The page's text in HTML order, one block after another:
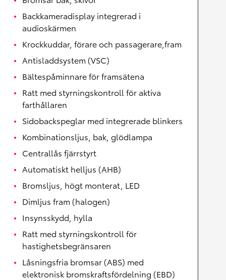
Backkameradisplay integrerad i
audioskärmen
Krockkuddar, förare och passagerare,fram
Antisladdsystem (VSC)
Bältespåminnare för framsätena
Ratt med styrningskontroll för aktiva
farthållaren
Sidobackspeglar med integrerade blinkers
Kombinationsljus, bak, glödlampa
Centrallås fjärrstyrt
Automatiskt helljus (AHB)
Bromsljus, högt monterat, LED
Dimljus fram (halogen)
Insynsskydd, hylla
Ratt med styrningskontroll för
hastighetsbegränsaren
Låsningsfria bromsar (ABS) med
elektronisk bromskraftsfördelning (EBD)